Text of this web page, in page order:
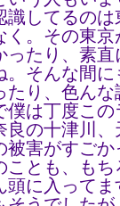
識してるの
く。その東
ったり、素
。そんな間
たり、色ん
僕は丁度こ
良の十津川
被害がすご
ことも、も
頭に入って